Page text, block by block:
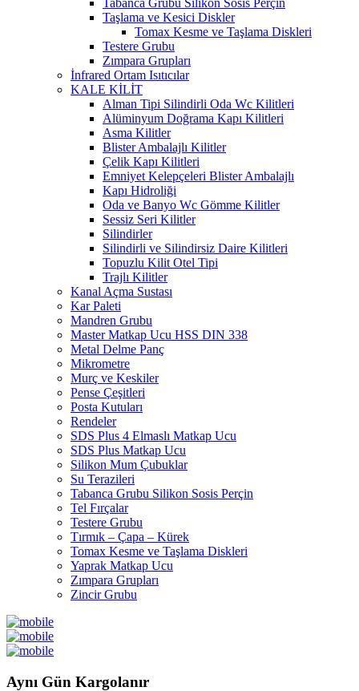
Tabanca Grubu Silikon Sosis Perçin
Taşlama ve Kesici Diskler
Tomax Kesme ve Taşlama Diskleri
Testere Grubu
Zımpara Grupları
İnfrared Ortam Isıtıcılar
KALE KİLİT
Alman Tipi Silindirli Oda Wc Kilitleri
Alüminyum Doğrama Kapı Kilitleri
Asma Kilitler
Blister Ambalajlı Kilitler
Çelik Kapı Kilitleri
Emniyet Kelepçeleri Blister Ambalajlı
Kapı Hidroliği
Oda ve Banyo Wc Gömme Kilitler
Sessiz Seri Kilitler
Silindirler
Silindirli ve Silindirsiz Daire Kilitleri
Topuzlu Kilit Otel Tipi
Trajlı Kilitler
Kanal Açma Sustası
Kar Paleti
Mandren Grubu
Master Matkap Ucu HSS DIN 338
Metal Delme Panç
Mikrometre
Murç ve Keskiler
Pense Çeşitleri
Posta Kutuları
Rendeler
SDS Plus 4 Elmaslı Matkap Ucu
SDS Plus Matkap Ucu
Silikon Mum Çubuklar
Su Terazileri
Tabanca Grubu Silikon Sosis Perçin
Tel Fırçalar
Testere Grubu
Tırmık – Çapa – Kürek
Tomax Kesme ve Taşlama Diskleri
Yaprak Matkap Ucu
Zımpara Grupları
Zincir Grubu
Aynı Gün Kargolanır